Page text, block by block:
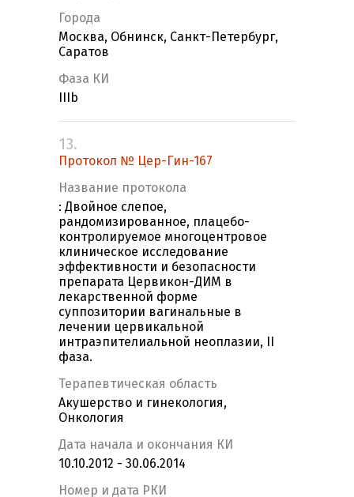
Города
Москва, Обнинск, Санкт-Петербург,
Саратов
Фаза КИ
IIIb
13.
Протокол № Цер-Гин-167
Название протокола
: Двойное слепое,
рандомизированное, плацебо-
контролируемое многоцентровое
клиническое исследование
эффективности и безопасности
препарата Цервикон-ДИМ в
лекарственной форме
суппозитории вагинальные в
лечении цервикальной
интраэпителиальной неоплазии, II
фаза.
Терапевтическая область
Акушерство и гинекология,
Онкология
Дата начала и окончания КИ
10.10.2012 - 30.06.2014
Номер и дата РКИ